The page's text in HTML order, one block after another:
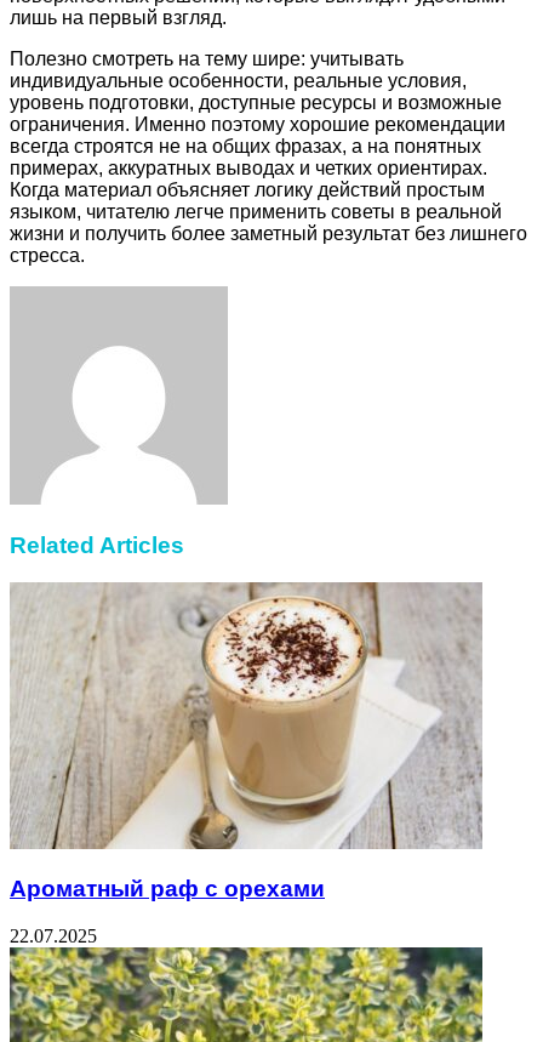
лишь на первый взгляд.
Полезно смотреть на тему шире: учитывать
индивидуальные особенности, реальные условия,
уровень подготовки, доступные ресурсы и возможные
ограничения. Именно поэтому хорошие рекомендации
всегда строятся не на общих фразах, а на понятных
примерах, аккуратных выводах и четких ориентирах.
Когда материал объясняет логику действий простым
языком, читателю легче применить советы в реальной
жизни и получить более заметный результат без лишнего
стресса.
Related Articles
Ароматный раф с орехами
22.07.2025